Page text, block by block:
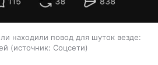
находили повод для шуток везде:
источник: Соцсети